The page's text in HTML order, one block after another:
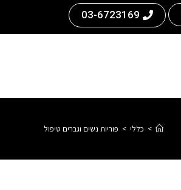
03-6723169
> כללי > פוריות נשים וגברים טיפול